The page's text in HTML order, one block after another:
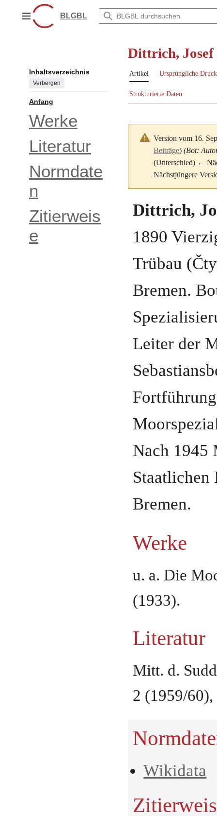
springenHauptmenüBLGBL
Inhaltsverzeichnis
Verbergen
Anfang
Werke
Literatur
Normdate
n
Zitierweis
e
Dittrich, Josef
Artikel Ursprüngliche
Strukturierte Daten
Version vom 16.
Beiträge) (Bot:
(Unterschied) ←
Nächstjüngere
Dittrich,
1890
Trübau
Bremen.
Leiter der
Nach 1945
Staatlichen
Bremen.
Werke
u. a. Die
(1933).
Literatur
Mitt. d.
2 (1959/
Wikidata